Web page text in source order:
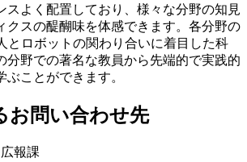
スよく配置しており、様々な分野の知見
クスの醍醐味を体感できます。各分野の
とロボットの関わり合いに着目した科
分野での著名な教員から先端的で実践的
ことができます。
お問い合わせ先
報課